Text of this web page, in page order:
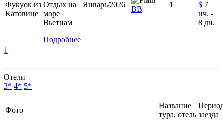
Отдых на
море
Вьетнам
Подробнее
Январь/2026
ВВ
1
$ 7
нч. -
8 дн.
1
Отели
3* 4* 5*
Фото
Название
тура, отель заезда